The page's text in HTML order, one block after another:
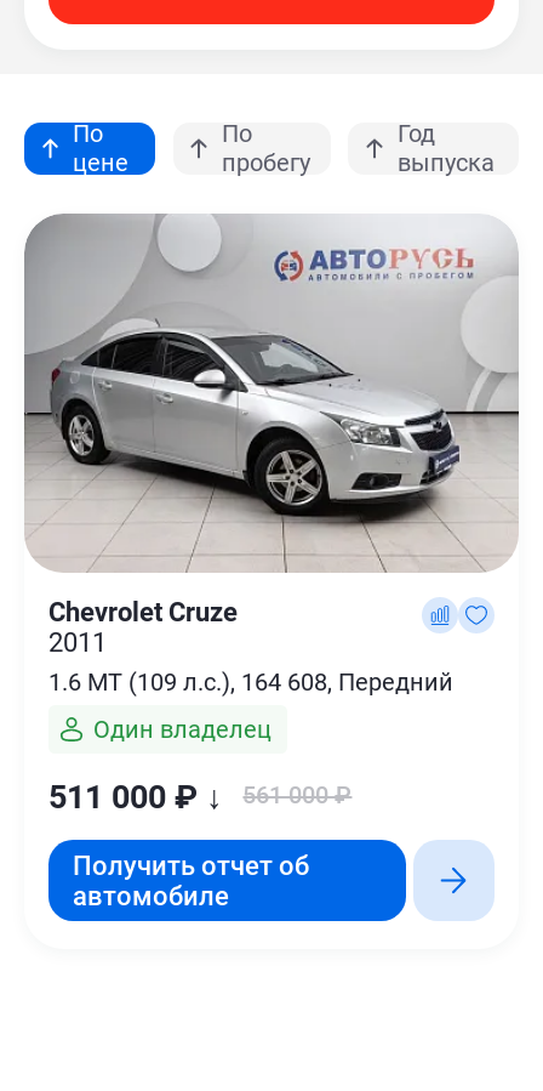
По
цене
По
пробегу
Год
выпуска
Chevrolet Cruze
2011
1.6 MT (109 л.с.), 164 608, Передний
Один владелец
511 000 ₽ ↓ 561 000 ₽
Получить отчет об
автомобиле